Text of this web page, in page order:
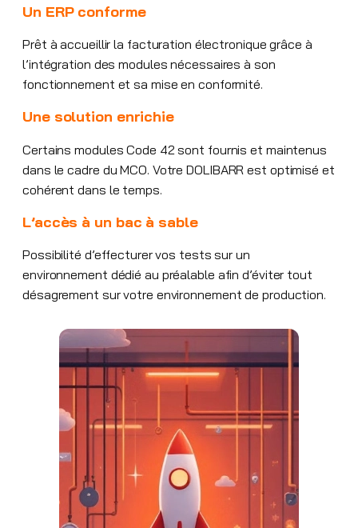
Un ERP conforme
Prêt à accueillir la facturation électronique grâce à
l’intégration des modules nécessaires à son
fonctionnement et sa mise en conformité.
Une solution enrichie
Certains modules Code 42 sont fournis et maintenus
dans le cadre du MCO. Votre DOLIBARR est optimisé et
cohérent dans le temps.
L’accès à un bac à sable
Possibilité d’effecturer vos tests sur un
environnement dédié au préalable afin d’éviter tout
désagrement sur votre environnement de production.